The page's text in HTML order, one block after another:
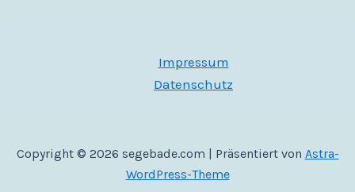
Impressum
Datenschutz
Copyright © 2026 segebade.com | Präsentiert von Astra-
WordPress-Theme